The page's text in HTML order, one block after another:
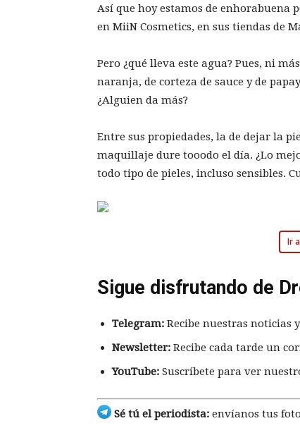
Así que hoy estamos de enhorabuena
en MiiN Cosmetics, en sus tiendas de
Pero ¿qué lleva este agua? Pues, ni
naranja, de corteza de sauce y de
¿Alguien da más?
Entre sus propiedades, la de dejar la
maquillaje dure tooodo el día. ¿Lo
todo tipo de pieles, incluso sensibles.
Ir
Sigue disfrutando de
Telegram: Recibe nuestras noticias
Newsletter: Recibe cada tarde un
YouTube: Suscríbete para ver
Sé tú el periodista: envíanos tus